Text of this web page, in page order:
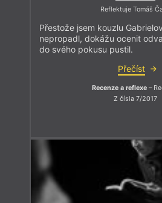
Reflektuje Tomáš
Přestože jsem kouzlu
nepropadl, dokážu ocenit
do svého pokusu pustil.
Přečíst
Recenze a reflexe–
Z čísla 7/2017